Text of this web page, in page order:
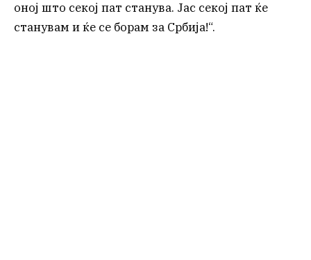
оној што секој пат станува. Јас секој пат ќе
станувам и ќе се борам за Србија!“.